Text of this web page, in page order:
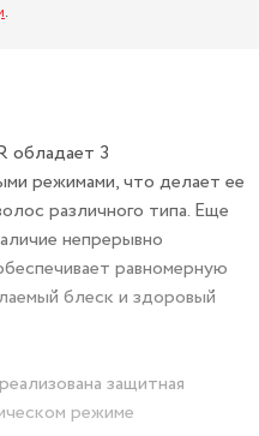
.
обладает 3
режимами, что делает ее
различного типа. Еще
непрерывно
равномерную
блеск и здоровый
защитная
режиме